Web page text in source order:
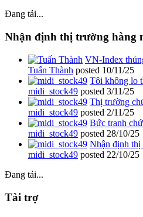
Đang tải...
Nhận định thị trường hàng
VN-Index
Tuấn Thành posted 10/11/25
Tôi không lo
midi_stock49 posted 3/11/25
Thị trường
midi_stock49 posted 2/11/25
Bức tranh
midi_stock49 posted 28/10/25
Nhận định
midi_stock49 posted 22/10/25
Đang tải...
Tài trợ